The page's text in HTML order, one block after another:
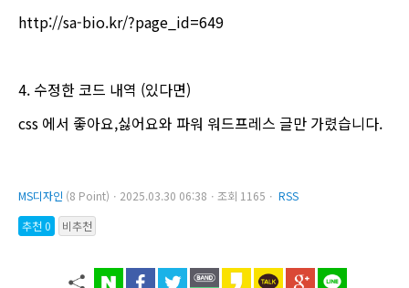
http://sa-bio.kr/?page_id=649
4. 수정한 코드 내역 (있다면)
css 에서 좋아요,싫어요와 파워 워드프레스 글만 가렸습니다.
MS디자인 (8 Point)ㆍ2025.03.30 06:38ㆍ조회 1165ㆍ RSS
추천 0
비추천